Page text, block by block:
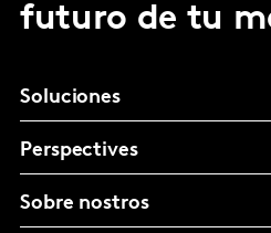
futuro de tu
Soluciones
Perspectives
Sobre nostros